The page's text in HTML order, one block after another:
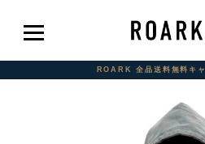
ROARK 全品送料無料キ